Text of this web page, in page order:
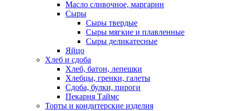
Масло сливочное, маргарин
Сыры
Сыры твердые
Сыры мягкие и плавленные
Сыры деликатесные
Яйцо
Хлеб и сдоба
Хлеб, батон, лепешки
Хлебцы, гренки, галеты
Сдоба, булки, пироги
Пекарня Таймс
Торты и кондитерские изделия